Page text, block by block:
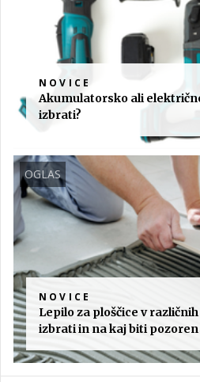
NOVICE
Akumulatorsko ali
izbrati?
OGLAS
NOVICE
Lepilo za ploščice v
izbrati in na kaj biti pozoren